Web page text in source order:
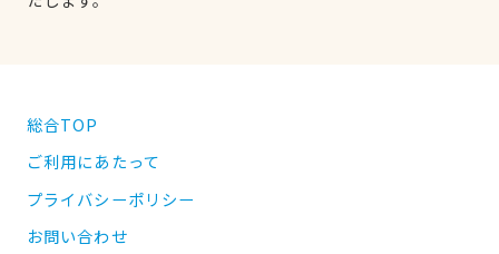
総合TOP
ご利用にあたって
プライバシーポリシー
お問い合わせ